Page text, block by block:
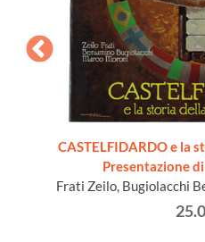
CASTELFIDARDO e la
Presentazione
Frati Zeilo, Bugiolacchi